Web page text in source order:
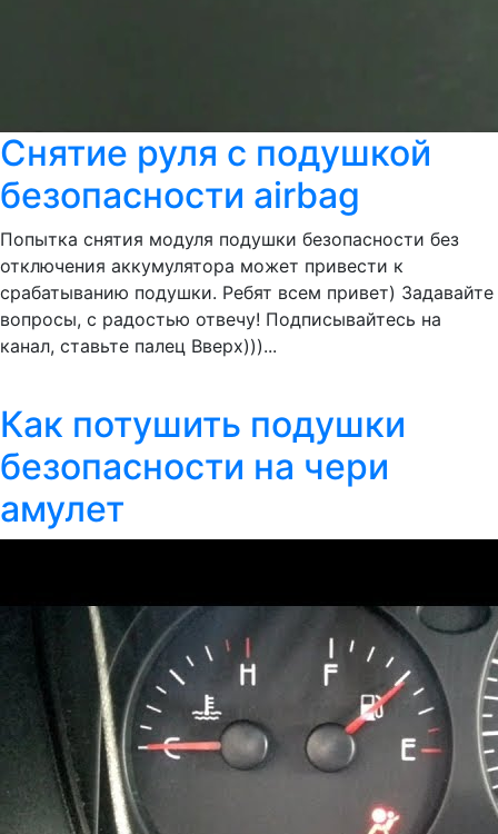
Снятие руля с подушкой
безопасности airbag
Попытка снятия модуля подушки безопасности без
отключения аккумулятора может привести к
срабатыванию подушки. Ребят всем привет) Задавайте
вопросы, с радостью отвечу! Подписывайтесь на
канал, ставьте палец Вверх)))...
Как потушить подушки
безопасности на чери
амулет